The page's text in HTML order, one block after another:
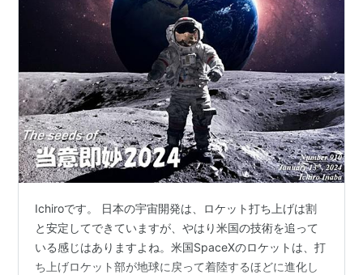
Ichiroです。 日本の宇宙開発は、ロケット打ち上げは割
と安定してできていますが、やはり米国の技術を追って
いる感じはありますよね。米国SpaceXのロケットは、打
ち上げロケット部が地球に戻って着陸するほどに進化し